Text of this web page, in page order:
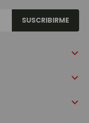
SUSCRIBIRME